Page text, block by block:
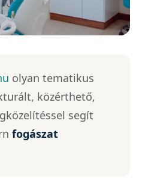
• Altatásos
olyan tematikus
közérthető,
segít
fogászat